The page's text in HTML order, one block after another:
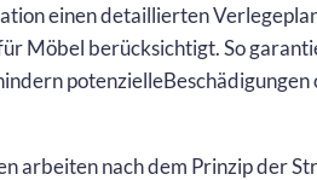
einen detaillierten
Möbel berücksichtigt. So
arbeiten nach dem Prinzip der